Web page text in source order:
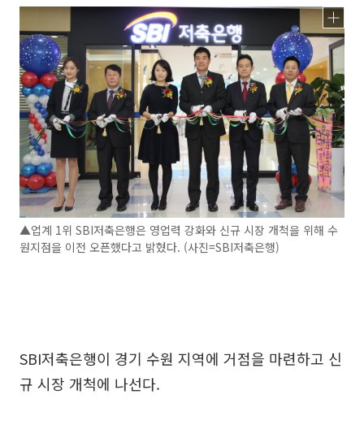
▲업계 1위 SBI저축은행은 영업력 강화와 신규 시장 개척을 위해 수
원지점을 이전 오픈했다고 밝혔다. (사진=SBI저축은행)
SBI저축은행이 경기 수원 지역에 거점을 마련하고 신
규 시장 개척에 나선다.